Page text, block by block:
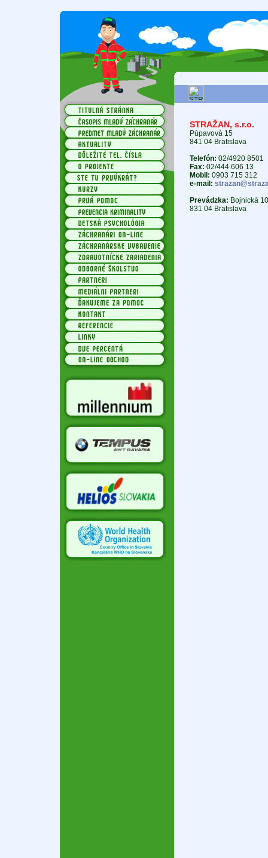
STRAŽAN, s.r.o.
Púpavová 15
841 04 Bratislava
Telefón: 02/4920 8501
Fax: 02/444 606 13
Mobil: 0903 715 312
e-mail:
Prevádzka: Bojnická
831 04 Bratislava